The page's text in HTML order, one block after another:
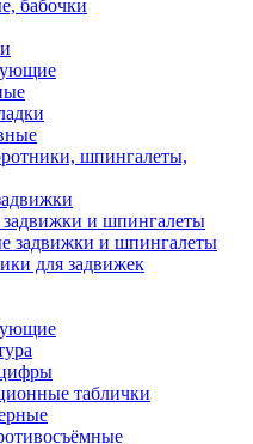
бабочки
шпингалеты,
и шпингалеты
задвижки и шпингалеты
для задвижек
таблички